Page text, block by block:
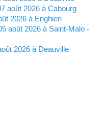
août 2026 à Cabourg
2026 à Enghien
2026 à Deauville